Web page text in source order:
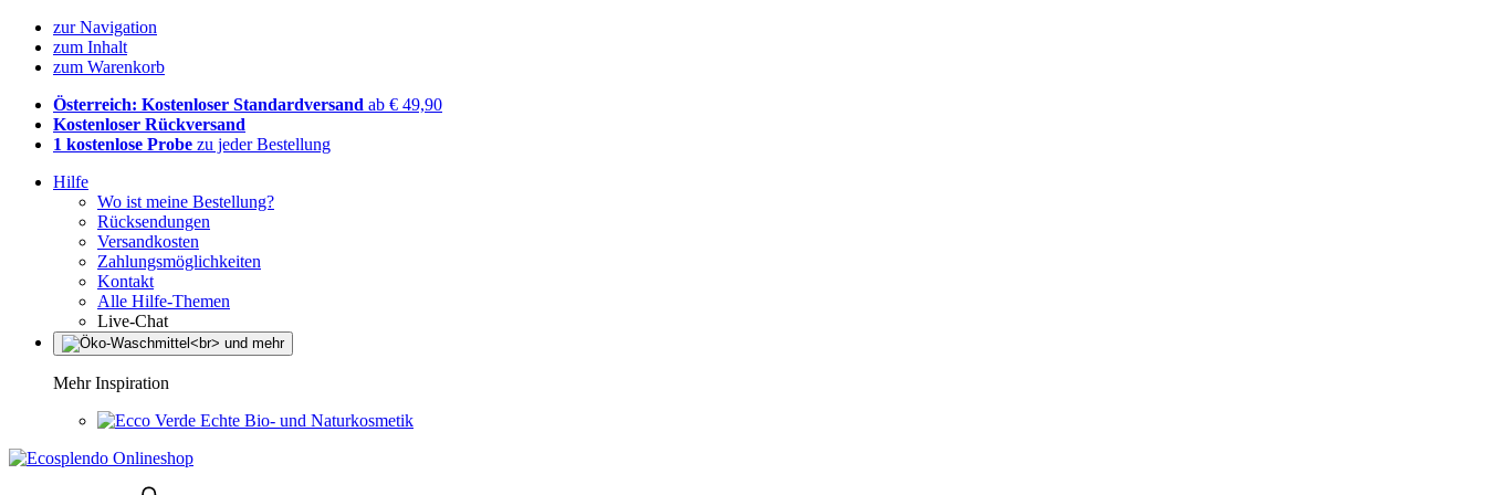
zur Navigation
zum Inhalt
zum Warenkorb
Österreich: Kostenloser Standardversand ab € 49,90
Kostenloser Rückversand
1 kostenlose Probe zu jeder Bestellung
Hilfe
Wo ist meine Bestellung?
Rücksendungen
Versandkosten
Zahlungsmöglichkeiten
Kontakt
Alle Hilfe-Themen
Live-Chat
Mehr Inspiration
Echte Bio- und Naturkosmetik